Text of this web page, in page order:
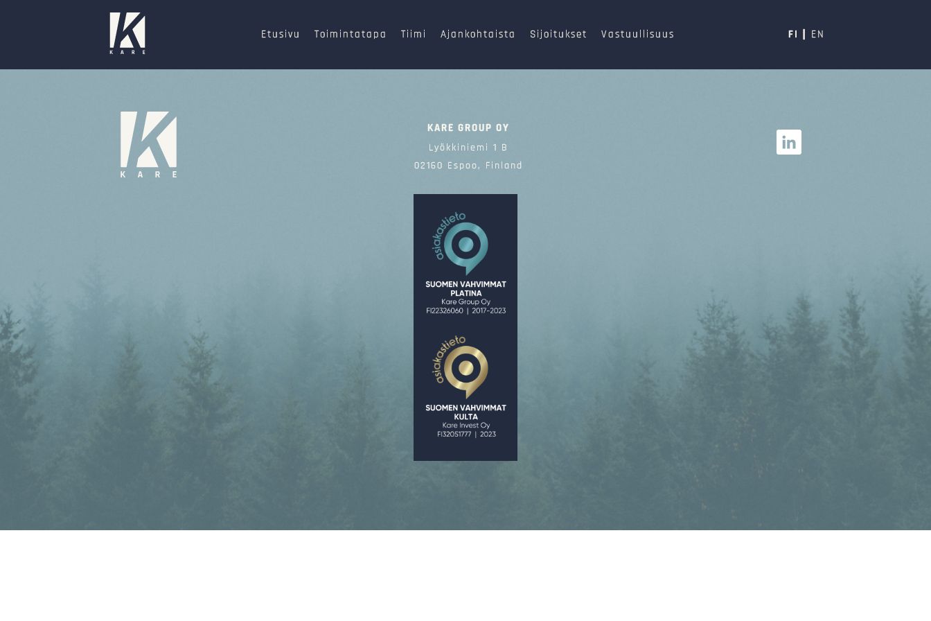
Etusivu Toimintatapa Tiimi Ajankohtaista Sijoitukset Vastuullisuus FI EN
KARE GROUP OY
Lyökkiniemi 1 B
02160 Espoo, Finland